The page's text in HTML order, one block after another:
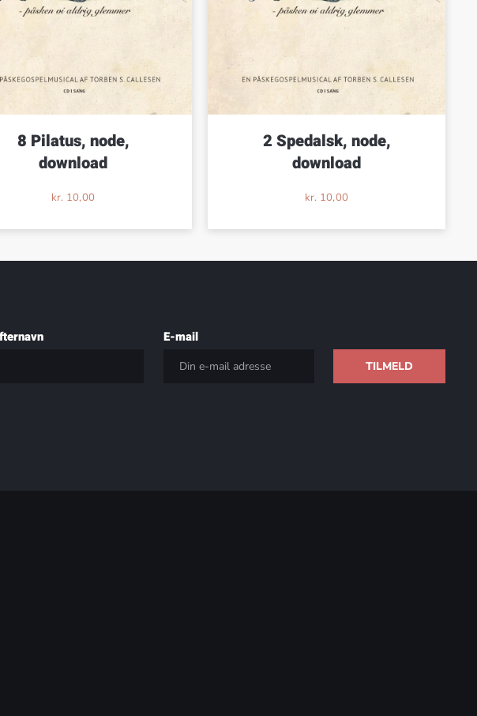
8 Pilatus, node,
download
kr. 10,00
2 Spedalsk, node,
download
kr. 10,00
E-mail